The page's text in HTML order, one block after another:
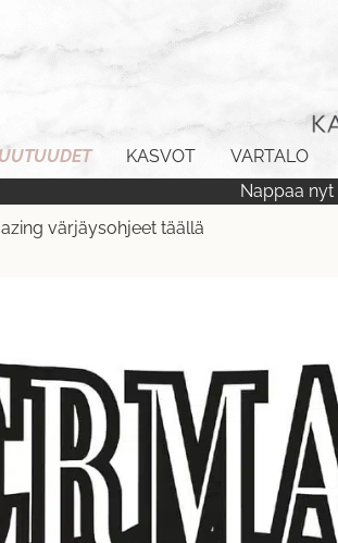
UUTUUDET KASVOT VARTALO
Nappaa nyt
värjäysohjeet täällä